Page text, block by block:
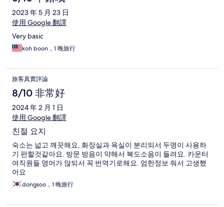
2023 年 5 月 23 日
使用 Google 翻譯
Very basic
koh boon，1 晚旅行
旅客真實評論
8/10 非常好
2024 年 2 月 1 日
使用 Google 翻譯
친절 요지
숙소는 넓고 깨끗해요, 화장실과 욕실이 분리되서 두명이 사용하
기 펀할것같아요. 방문 방음이 약해서 복도소음이 들려요. 카운터
여직원들 영어가 않되서 꼭 번역기로해요. 엄한정보 줘서 고생했
어요
dongsoo，1 晚旅行